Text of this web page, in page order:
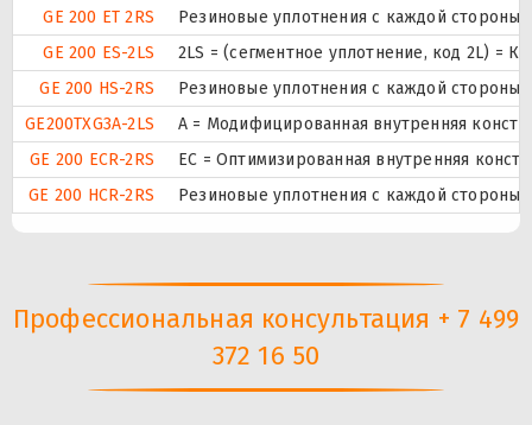
GE 200 ET 2RS
Резиновые уплотнения с каждой стороны
GE 200 ES-2LS
2LS = (сегментное уплотнение, код 2L) =
GE 200 HS-2RS
Резиновые уплотнения с каждой стороны
GE200TXG3A-2LS
A = Модифицированная внутренняя
GE 200 ECR-2RS
EC = Оптимизированная внутренняя
GE 200 HCR-2RS
Резиновые уплотнения с каждой стороны
Профессиональная консультация + 7 499
372 16 50